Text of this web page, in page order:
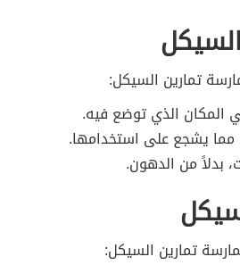
تمارين السيكل:
المكان الذي توضع فيه.
مما يشجع على استخدامها.
بدلاً من الدهون.
تمارين السيكل: